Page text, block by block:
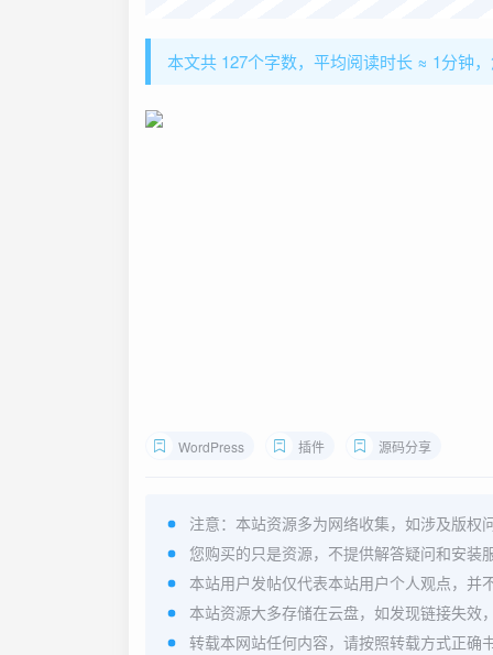
本文共 127个字数，平均阅读时长 ≈ 1分钟
WordPress 插件 源码分享
注意：本站资源多为网络收集，如涉及版
您购买的只是资源，不提供解答疑问和安装
本站用户发帖仅代表本站用户个人观点，
本站资源大多存储在云盘，如发现链接失
转载本网站任何内容，请按照转载方式正确